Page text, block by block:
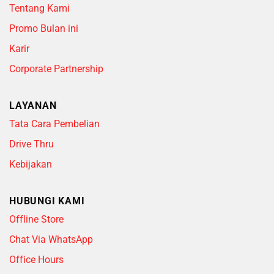
Tentang Kami
Promo Bulan ini
Karir
Corporate Partnership
LAYANAN
Tata Cara Pembelian
Drive Thru
Kebijakan
HUBUNGI KAMI
Offline Store
Chat Via WhatsApp
Office Hours